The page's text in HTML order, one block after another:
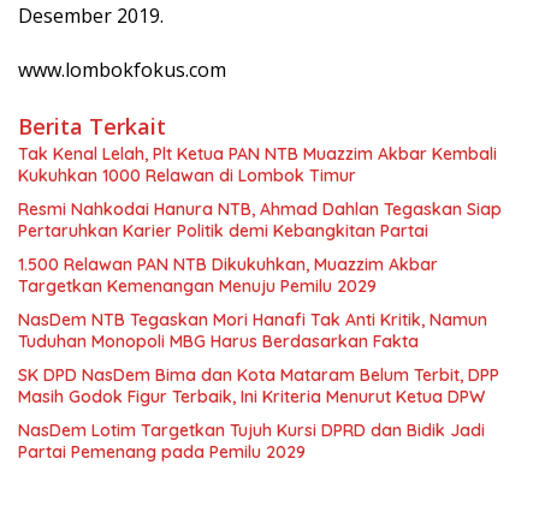
Desember 2019.
www.lombokfokus.com
Berita Terkait
Tak Kenal Lelah, Plt Ketua PAN NTB Muazzim Akbar Kembali
Kukuhkan 1000 Relawan di Lombok Timur
Resmi Nahkodai Hanura NTB, Ahmad Dahlan Tegaskan Siap
Pertaruhkan Karier Politik demi Kebangkitan Partai
1.500 Relawan PAN NTB Dikukuhkan, Muazzim Akbar
Targetkan Kemenangan Menuju Pemilu 2029
NasDem NTB Tegaskan Mori Hanafi Tak Anti Kritik, Namun
Tuduhan Monopoli MBG Harus Berdasarkan Fakta
SK DPD NasDem Bima dan Kota Mataram Belum Terbit, DPP
Masih Godok Figur Terbaik, Ini Kriteria Menurut Ketua DPW
NasDem Lotim Targetkan Tujuh Kursi DPRD dan Bidik Jadi
Partai Pemenang pada Pemilu 2029